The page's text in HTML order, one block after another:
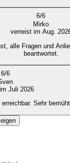
6/6
Mirko
verreist im Aug.
alle Fragen und
beantwortet.
6/6
Juli 2026
Sehr